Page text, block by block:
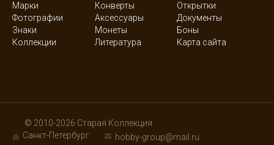
Марки Конверты
Открытки
Фотографии
Аксессуары
Документы
Знаки
Монеты
Боны
Коллекции
Литература Карта сайта
© 2010-2026 Старая Коллекция
Санкт-Петербург
hobby-group@mail.ru